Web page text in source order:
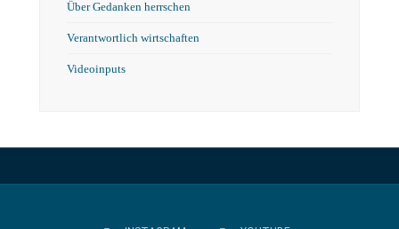
Über Gedanken herrschen
Verantwortlich wirtschaften
Videoinputs